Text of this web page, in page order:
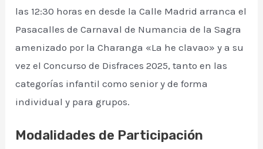
las 12:30 horas en desde la Calle Madrid arranca el
Pasacalles de Carnaval de Numancia de la Sagra
amenizado por la Charanga «La he clavao» y a su
vez el Concurso de Disfraces 2025, tanto en las
categorías infantil como senior y de forma
individual y para grupos.
Modalidades de Participación